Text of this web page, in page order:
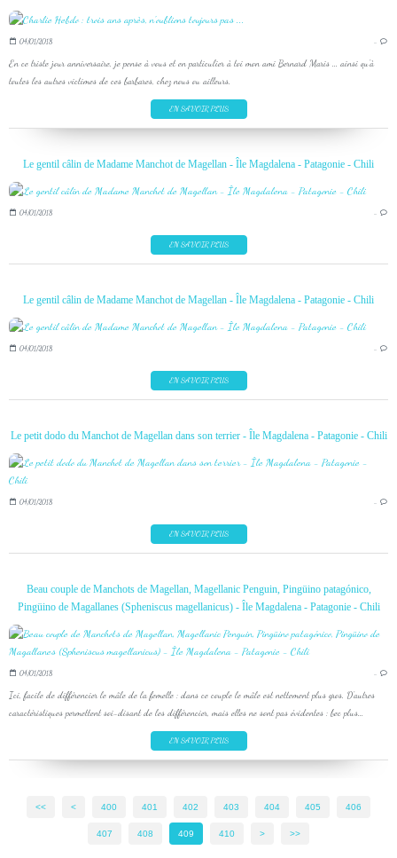
04/01/2018 …
En ce triste jour anniversaire, je pense à vous et en particulier à toi mon ami Bernard Maris ... ainsi qu'à
toutes les autres victimes de ces barbares, chez nous ou ailleurs.
EN SAVOIR PLUS
Le gentil câlin de Madame Manchot de Magellan - Île Magdalena - Patagonie - Chili
04/01/2018 …
EN SAVOIR PLUS
Le gentil câlin de Madame Manchot de Magellan - Île Magdalena - Patagonie - Chili
04/01/2018 …
EN SAVOIR PLUS
Le petit dodo du Manchot de Magellan dans son terrier - Île Magdalena - Patagonie - Chili
04/01/2018 …
EN SAVOIR PLUS
Beau couple de Manchots de Magellan, Magellanic Penguin, Pingüino patagónico,
Pingüino de Magallanes (Spheniscus magellanicus) - Île Magdalena - Patagonie - Chili
04/01/2018 …
Ici, facile de différencier le mâle de la femelle : dans ce couple le mâle est nettement plus gros. D'autres
caractéristiques permettent soi-disant de les différencier, mais elles ne sont pas évidentes : bec plus...
EN SAVOIR PLUS
<< < 400 401 402 403 404 405 406
407 408 409 410 420
430
440
450
460
470
480
490
500
600
700
800
900
1000
1100
> >>